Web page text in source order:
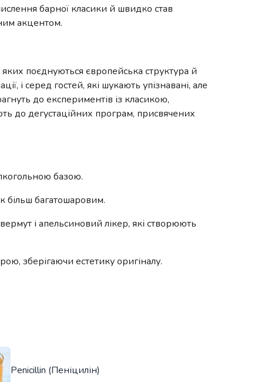
барної класики й швидко став
акцентом.
поєднуються європейська структура й
і серед гостей, які шукають упізнавані, але
до експериментів із класикою,
до дегустаційних програм, присвячених
базою.
більш багатошаровим.
і апельсиновий лікер, які створюють
зберігаючи естетику оригіналу.
Penicillin (Пеніцилін)